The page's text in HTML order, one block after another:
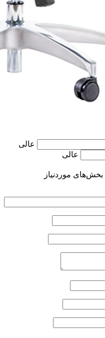
عالی
عالی
بخش‌های موردنیاز